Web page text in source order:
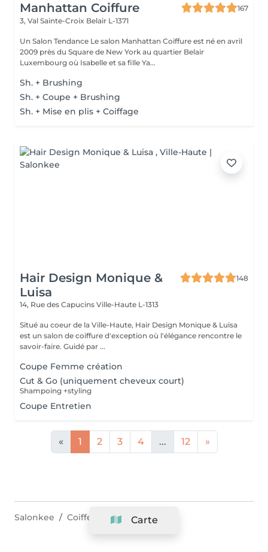
Manhattan Coiffure
167
3, Val Sainte-Croix Belair L-1371
Un Salon Tendance Le salon Manhattan Coiffure est né en avril
2009 près du Square de New York au quartier Belair
Luxembourg où Isabelle et sa fille Ya...
Sh. + Brushing
Sh. + Coupe + Brushing
Sh. + Mise en plis + Coiffage
Hair Design Monique &
Luisa
148
14, Rue des Capucins Ville-Haute L-1313
Situé au coeur de la Ville-Haute, Hair Design Monique & Luisa
est un salon de coiffure d'exception où l'élégance rencontre le
savoir-faire. Guidé par ...
Coupe Femme création
Cut & Go (uniquement cheveux court)
Shampoing +styling
Coupe Entretien
« 1 2 3 4 ... 12 »
Carte
Salonkee Coiffeurs Bereldange